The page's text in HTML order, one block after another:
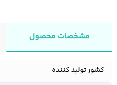
مشخصات محصول
کشور تولید کننده